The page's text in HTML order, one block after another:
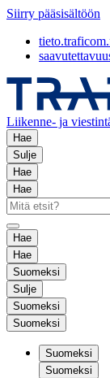
Siirry pääsisältöön
Liikenne- ja
Hae
Sulje
Hae
Hae
Hae
Hae
Suomeksi
Sulje
Suomeksi
Suomeksi
Suomeksi
Suomeksi